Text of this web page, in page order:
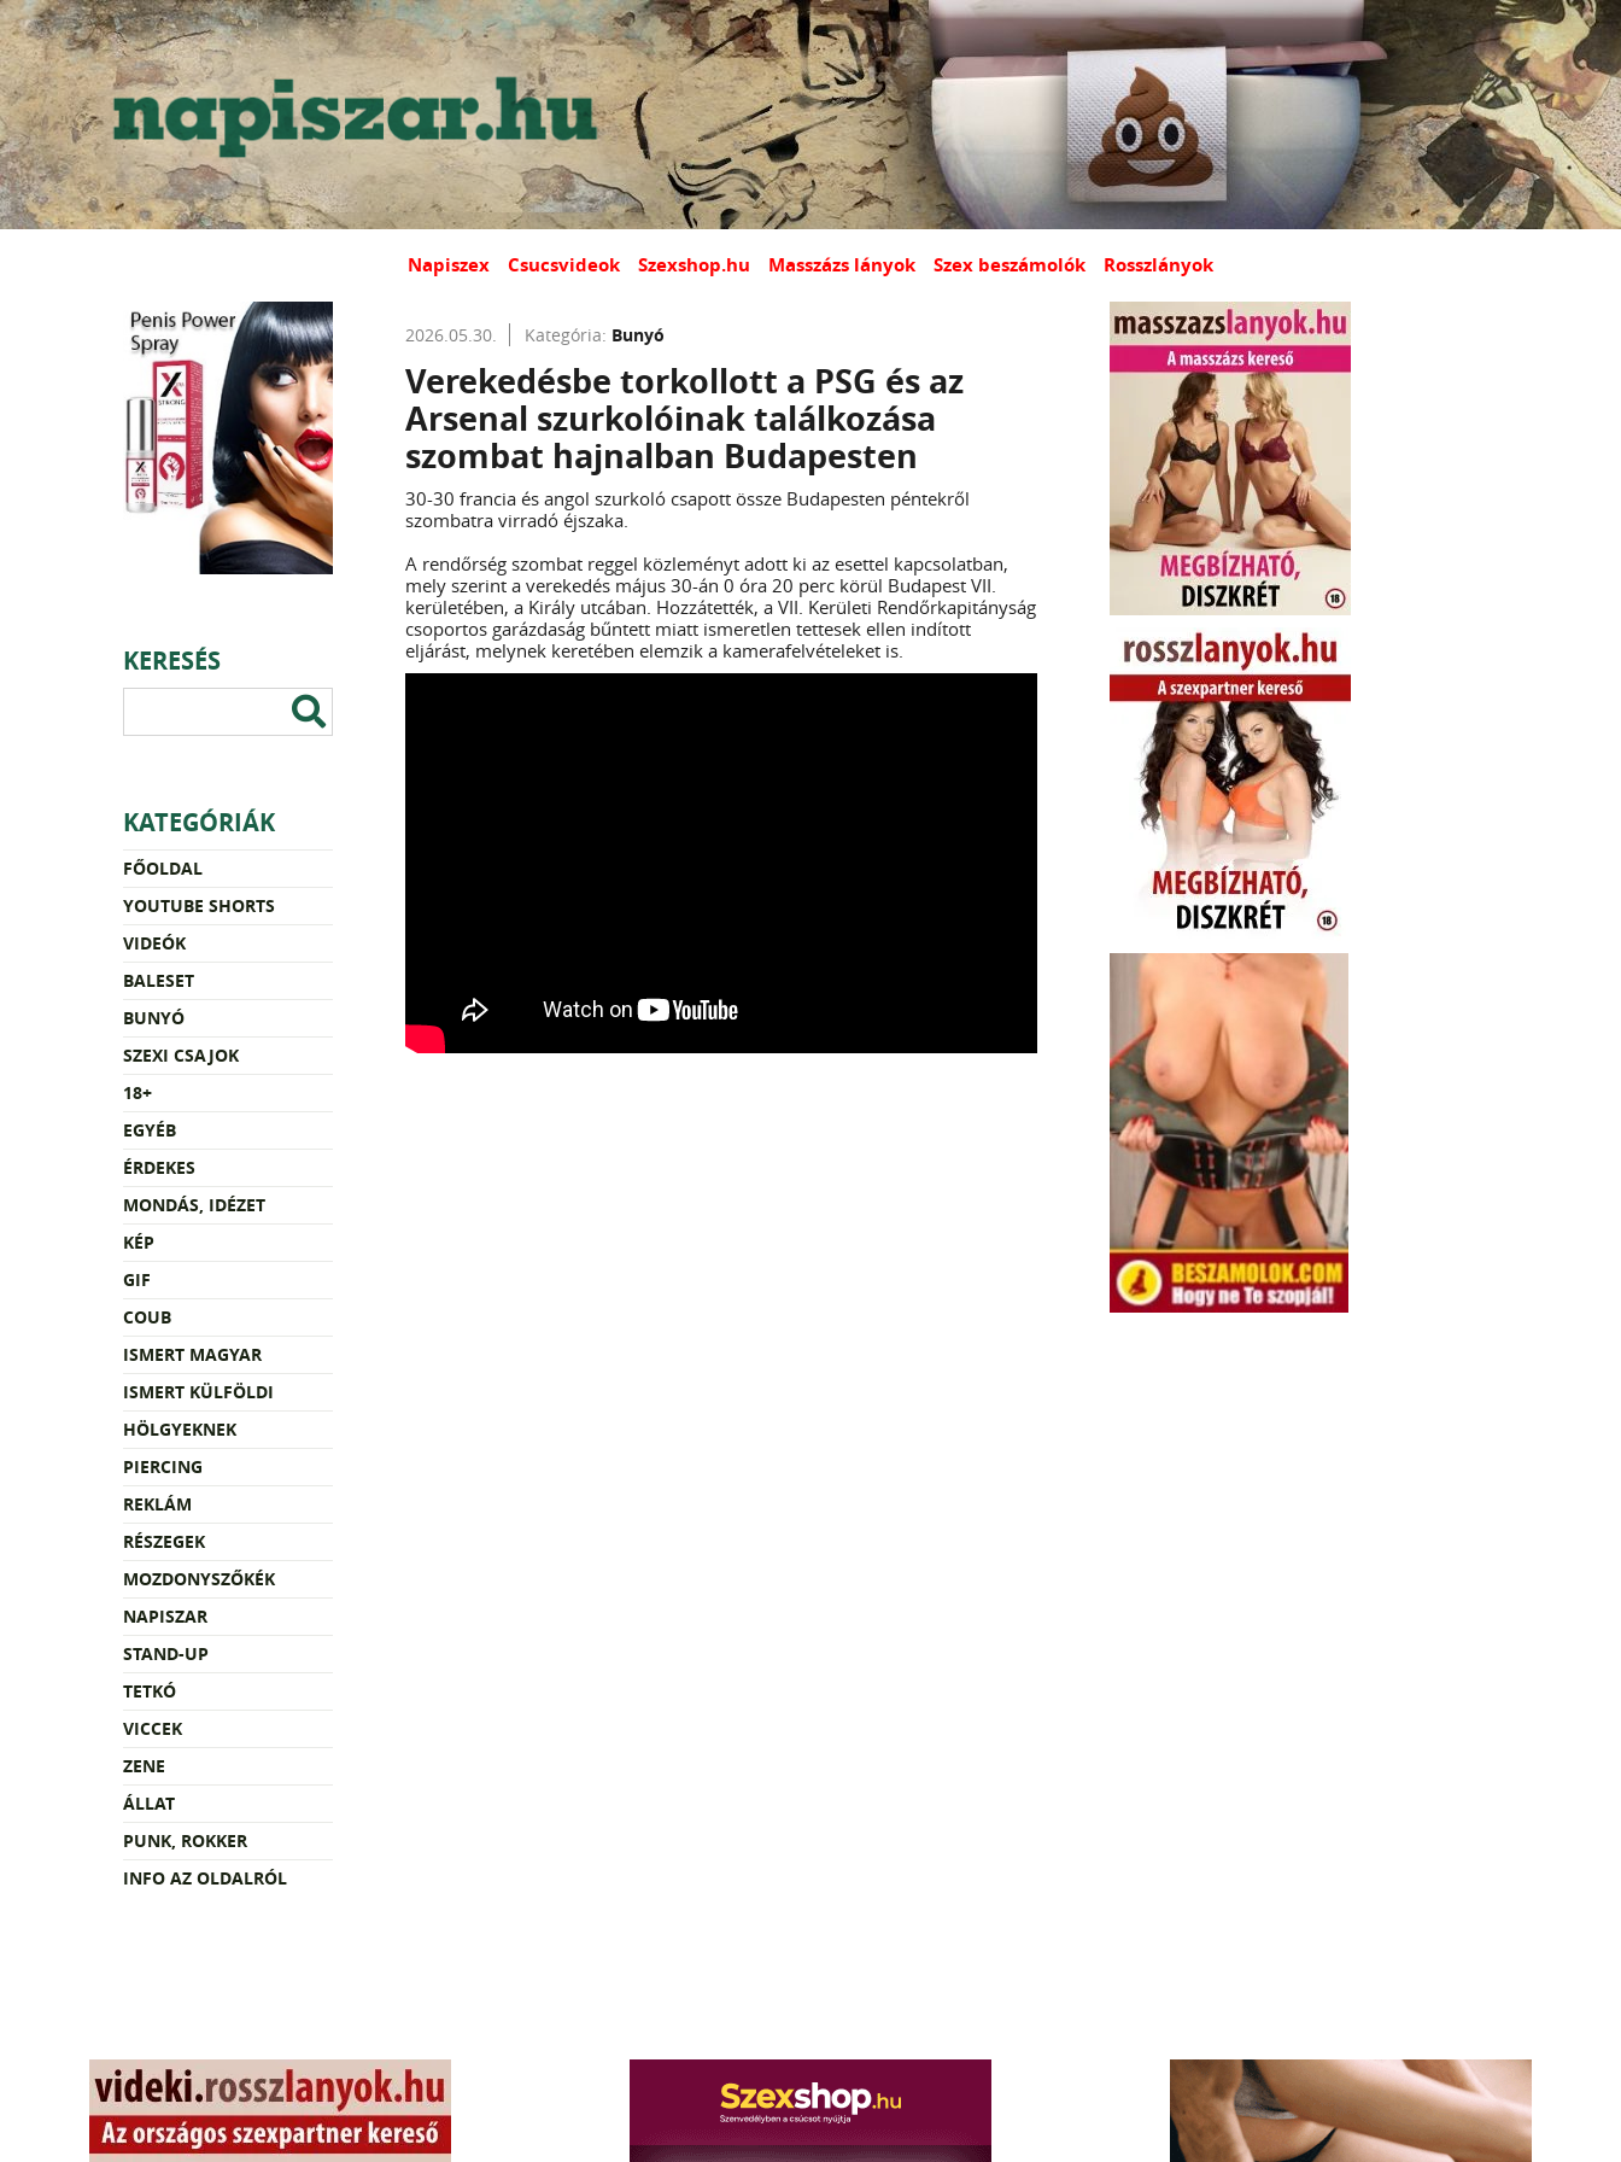
Napiszex Csucsvideok Szexshop.hu Masszázs lányok Szex beszámolók Rosszlányok
KERESÉS
KATEGÓRIÁK
FŐOLDAL
YOUTUBE SHORTS
VIDEÓK
BALESET
BUNYÓ
SZEXI CSAJOK
18+
EGYÉB
ÉRDEKES
MONDÁS, IDÉZET
KÉP
GIF
COUB
ISMERT MAGYAR
ISMERT KÜLFÖLDI
HÖLGYEKNEK
PIERCING
REKLÁM
RÉSZEGEK
MOZDONYSZŐKÉK
NAPISZAR
STAND-UP
TETKÓ
VICCEK
ZENE
ÁLLAT
PUNK, ROKKER
INFO AZ OLDALRÓL
2026.05.30. Kategória: Bunyó
Verekedésbe torkollott a PSG és az
Arsenal szurkolóinak találkozása
szombat hajnalban Budapesten
30-30 francia és angol szurkoló csapott össze Budapesten péntekről
szombatra virradó éjszaka.
A rendőrség szombat reggel közleményt adott ki az esettel kapcsolatban,
mely szerint a verekedés május 30-án 0 óra 20 perc körül Budapest VII.
kerületében, a Király utcában. Hozzátették, a VII. Kerületi Rendőrkapitányság
csoportos garázdaság bűntett miatt ismeretlen tettesek ellen indított
eljárást, melynek keretében elemzik a kamerafelvételeket is.